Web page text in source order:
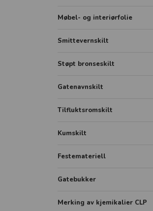
Møbel- og interiørfolie
Smittevernskilt
Skilt
Rollup
FHI plakater
Støpt bronseskilt
Gatenavnskilt
Gatenavn refleks aluminium
Tilfluktsromskilt
Kumskilt
Festemateriell
Gatebukker
Merking av kjemikalier CLP